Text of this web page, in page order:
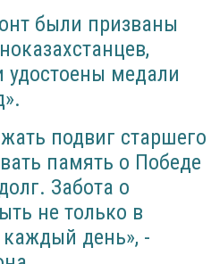
были призваны
медали
подвиг старшего
память о Победе
Забота о
не только в
день», -